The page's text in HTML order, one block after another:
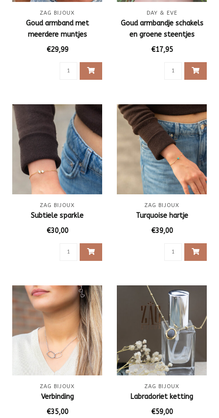
ZAG BIJOUX
Goud armband met
meerdere muntjes
€29,99
DAY & EVE
Goud armbandje schakels
en groene steentjes
€17,95
ZAG BIJOUX
Subtiele sparkle
€30,00
ZAG BIJOUX
Turquoise hartje
€39,00
ZAG BIJOUX
Verbinding
€35,00
ZAG BIJOUX
Labradoriet ketting
€59,00